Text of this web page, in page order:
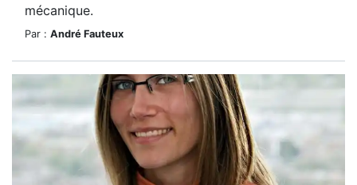
mécanique.
Par : André Fauteux